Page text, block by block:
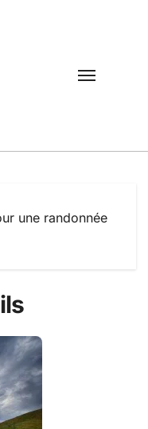
une randonnée